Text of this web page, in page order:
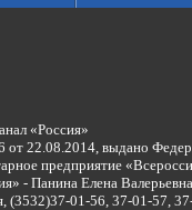
«Россия»
22.08.2014, выдано
предприятие
- Панина Елена
(3532)37-01-56, 37-01-57,